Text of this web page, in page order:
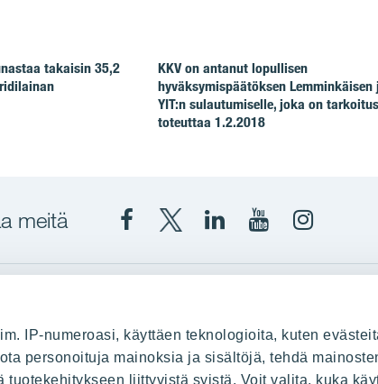
IP-numeroasi, käyttäen teknologioita, kuten
personoituja mainoksia ja sisältöjä, tehdä
liittyvistä syistä. Voit valita, kuka
takaisin 35,2
KKV on antanut lopullisen
hyväksymispäätöksen Lemminkäisen
YIT:n sulautumiselle, joka on tarkoitus
toteuttaa 1.2.2018
meitä
YITYITCorporation
Corporation
YIT
Myytävät asunnot